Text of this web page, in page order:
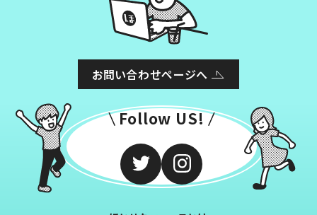
お問い合わせページへ
Follow US!